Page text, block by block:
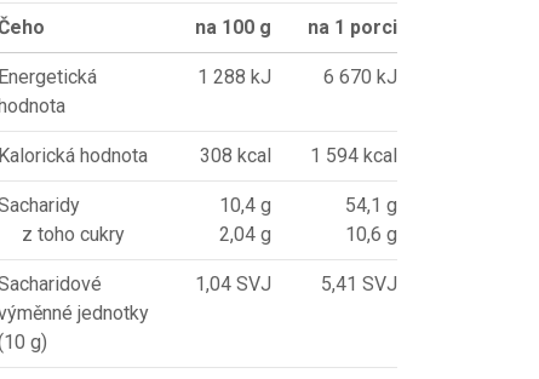
na 100 g na 1 porci
Energetická
1 288 kJ 6 670 kJ
Kalorická hodnota 308 kcal 1 594 kcal
z toho cukry
10,4 g
2,04 g
54,1 g
10,6 g
jednotky
g)
1,04 SVJ 5,41 SVJ